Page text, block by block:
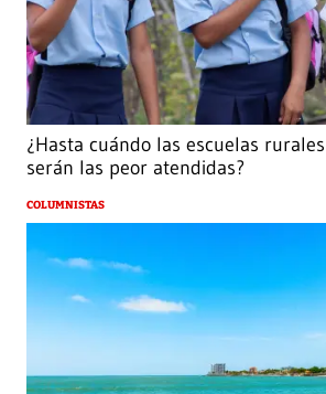
¿Hasta cuándo las escuelas
serán las peor atendidas?
COLUMNISTAS